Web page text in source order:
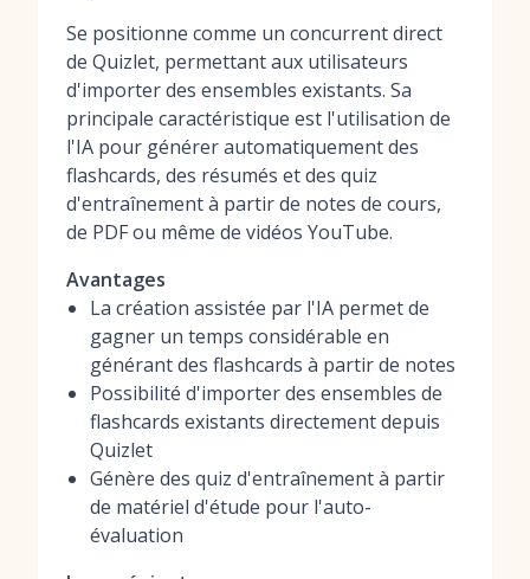
Se positionne comme un concurrent direct
de Quizlet, permettant aux utilisateurs
d'importer des ensembles existants. Sa
principale caractéristique est l'utilisation de
l'IA pour générer automatiquement des
flashcards, des résumés et des quiz
d'entraînement à partir de notes de cours,
de PDF ou même de vidéos YouTube.
Avantages
La création assistée par l'IA permet de
gagner un temps considérable en
générant des flashcards à partir de notes
Possibilité d'importer des ensembles de
flashcards existants directement depuis
Quizlet
Génère des quiz d'entraînement à partir
de matériel d'étude pour l'auto-
évaluation